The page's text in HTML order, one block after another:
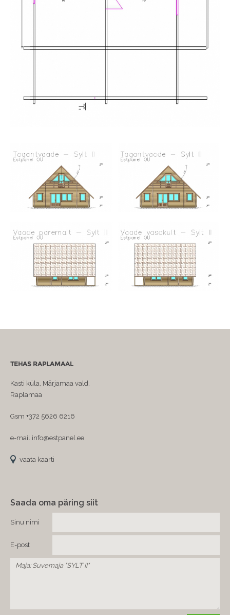
TEHAS RAPLAMAAL
Kasti küla, Märjamaa vald,
Raplamaa
Gsm +372 5626 6216
e-mail info@estpanel.ee
vaata kaarti
Saada oma päring siit
Sinu nimi
E-post